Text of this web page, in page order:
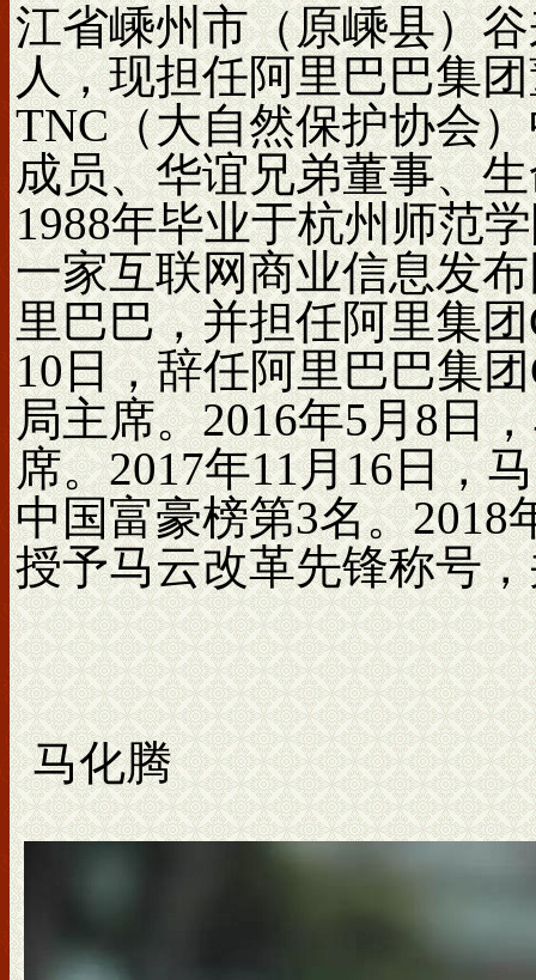
江省嵊州市（原嵊县）
人，现担任阿里巴巴集
TNC（大自然保护协会
成员、华谊兄弟董事、
1988年毕业于杭州师范
一家互联网商业信息发
里巴巴，并担任阿里集
10日，辞任阿里巴巴集
局主席。2016年5月8日
席。2017年11月16日，
中国富豪榜第3名。2018
授予马云改革先锋称号
马化腾